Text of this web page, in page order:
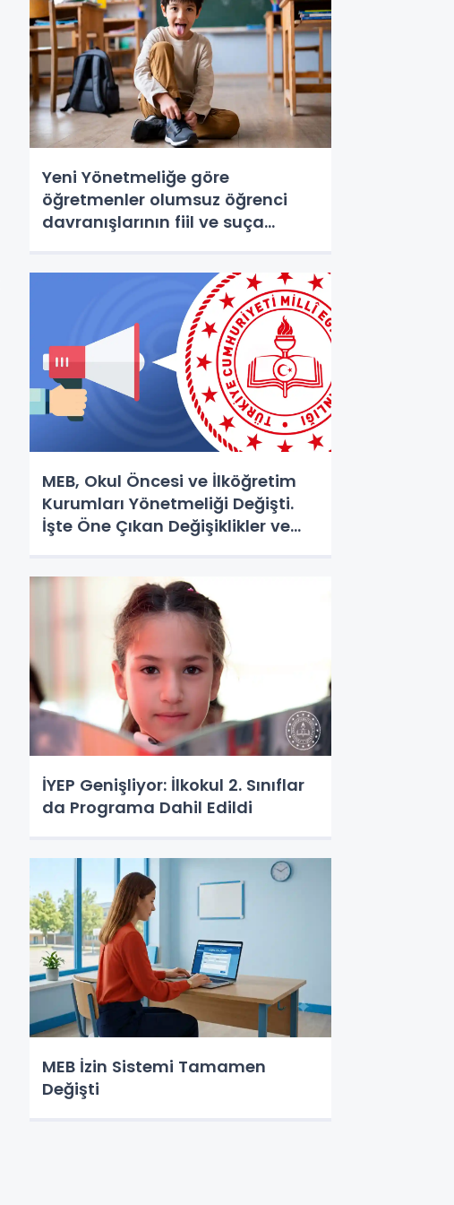
Yeni Yönetmeliğe göre
öğretmenler olumsuz öğrenci
davranışlarının fiil ve suça
MEB, Okul Öncesi ve İlköğretim
Kurumları Yönetmeliği Değişti.
İşte Öne Çıkan Değişiklikler ve
İYEP Genişliyor: İlkokul 2. Sınıflar
da Programa Dahil Edildi
MEB İzin Sistemi Tamamen
Değişti